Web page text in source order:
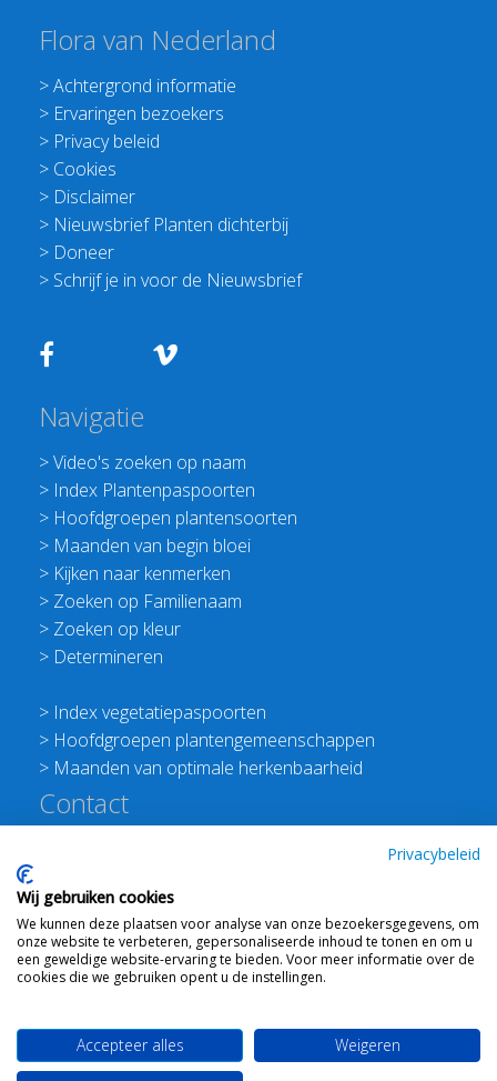
Flora van Nederland
>Achtergrond informatie
> Ervaringen bezoekers
> Privacy beleid
> Cookies
> Disclaimer
> Nieuwsbrief Planten dichterbij
> Doneer
> Schrijf je in voor de Nieuwsbrief
Navigatie
>Video's zoeken op naam
> Index Plantenpaspoorten
> Hoofdgroepen plantensoorten
> Maanden van begin bloei
> Kijken naar kenmerken
> Zoeken op Familienaam
> Zoeken op kleur
> Determineren
> Index vegetatiepaspoorten
> Hoofdgroepen plantengemeenschappen
> Maanden van optimale herkenbaarheid
Contact
E:info@floravannederland.nl
Plein 1992 70F 6221JP Maastricht
T: 06 41237586
KVK: 76114821 btw: NL860512289B01
WebdesignTon Haexvoor © 2008 - 2026 Flora van
Privacybeleid
Wij gebruiken cookies
We kunnen deze plaatsen voor analyse van onze bezoekersgegevens, om
onze website te verbeteren, gepersonaliseerde inhoud te tonen en om u
een geweldige website-ervaring te bieden. Voor meer informatie over de
cookies die we gebruiken opent u de instellingen.
Accepteer alles
Weigeren